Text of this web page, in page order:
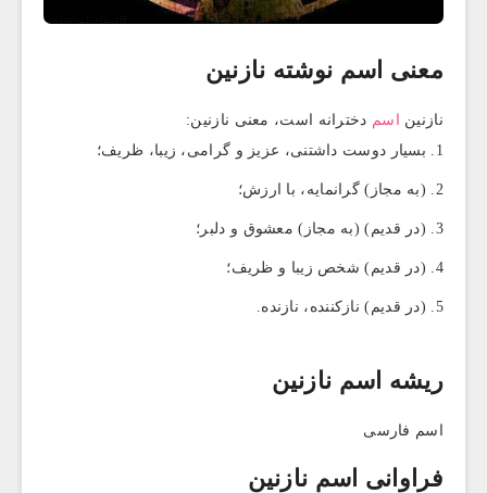
معنی اسم نوشته نازنین
نازنین اسم دخترانه است، معنی نازنین:
بسیار دوست داشتنی، عزیز و گرامی، زیبا، ظریف؛
(به مجاز) گرانمایه، با ارزش؛
(در قدیم) (به مجاز) معشوق و دلبر؛
(در قدیم) شخص زیبا و ظریف؛
(در قدیم) نازکننده، نازنده.
ریشه اسم نازنین
اسم فارسی
فراوانی اسم نازنین